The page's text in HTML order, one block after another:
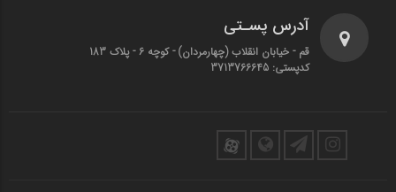
آدرس پسـتی
قم - خیابان انقلاب (چهارمردان)‌ - کوچه 6 - پلاک 183
کدپستی: 3713766645